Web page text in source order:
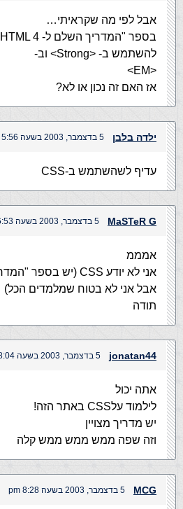
אבל לפי מה שקראיתי…
להשתמש ב- <Strong> וב-
<EM>
אז האם זה נכון או לא?
ילדה בלבן 5 בדצמבר, 2003 בשעה 5:56 pm
עדיף לשהשתמש ב-CSS
MaSTeR G 5 בדצמבר, 2003 בשעה 6:53 pm
אמממ
אבל אני לא בטוח שמלמדים הכל)
תודה
jonatan44 5 בדצמבר, 2003 בשעה 8:04 pm
אתה יכול
לילמוד עלCSS באתר הזה!
יש מדריך מצויין
וזה שפה ממש ממש ממש קלה
MCG 5 בדצמבר, 2003 בשעה 8:28 pm